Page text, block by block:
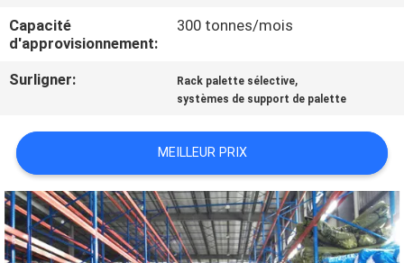
CAS
PLAN
DU
SITE
PRIVACY
Capacité
d'approvisionnement:
300 tonnes/mois
Surligner: Rack palette sélective,
systèmes de support de palette
MEILLEUR PRIX